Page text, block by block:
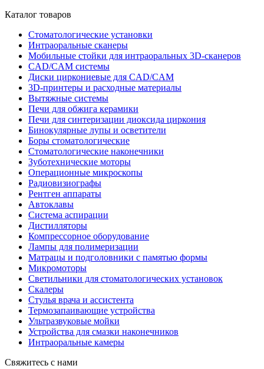
Каталог товаров
Стоматологические установки
Интраоральные сканеры
Мобильные стойки для интраоральных 3D-сканеров
CAD/CAM системы
Диски циркониевые для CAD/CAM
3D-принтеры и расходные материалы
Вытяжные системы
Печи для обжига керамики
Печи для синтеризации диоксида циркония
Бинокулярные лупы и осветители
Боры стоматологические
Стоматологические наконечники
Зуботехнические моторы
Операционные микроскопы
Радиовизиографы
Рентген аппараты
Автоклавы
Система аспирации
Дистилляторы
Компрессорное оборудование
Лампы для полимеризации
Матрацы и подголовники с памятью формы
Микромоторы
Светильники для стоматологических установок
Скалеры
Стулья врача и ассистента
Термозапаивающие устройства
Ультразвуковые мойки
Устройства для смазки наконечников
Интраоральные камеры
Свяжитесь с нами